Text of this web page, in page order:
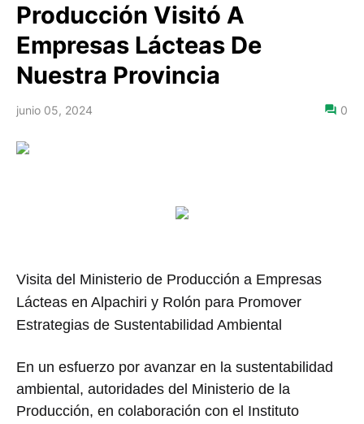
Producción Visitó A
Empresas Lácteas De
Nuestra Provincia
junio 05, 2024 0
Visita del Ministerio de Producción a Empresas
Lácteas en Alpachiri y Rolón para Promover
Estrategias de Sustentabilidad Ambiental
En un esfuerzo por avanzar en la sustentabilidad
ambiental, autoridades del Ministerio de la
Producción, en colaboración con el Instituto